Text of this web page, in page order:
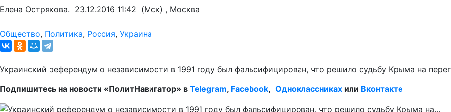
Елена Острякова. 23.12.2016 11:42 (Мск) , Москва
Общество, Политика, Россия, Украина
Украинский референдум о независимости в 1991 году был фальсифицирован, что решило судьбу Крыма на
Подпишитесь на новости «ПолитНавигатор» в Telegram, Facebook, Одноклассниках или Вконтакте